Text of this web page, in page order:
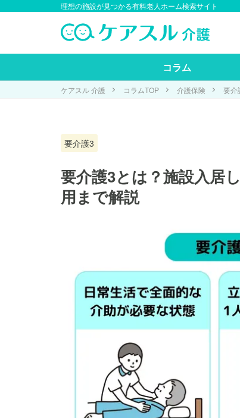
理想の施設が見つかる有料老人ホーム検索サイト
コラム
ケアスル 介護 コラムTOP 介護保険 要介
要介護3
要介護3とは？施設入居
用まで解説